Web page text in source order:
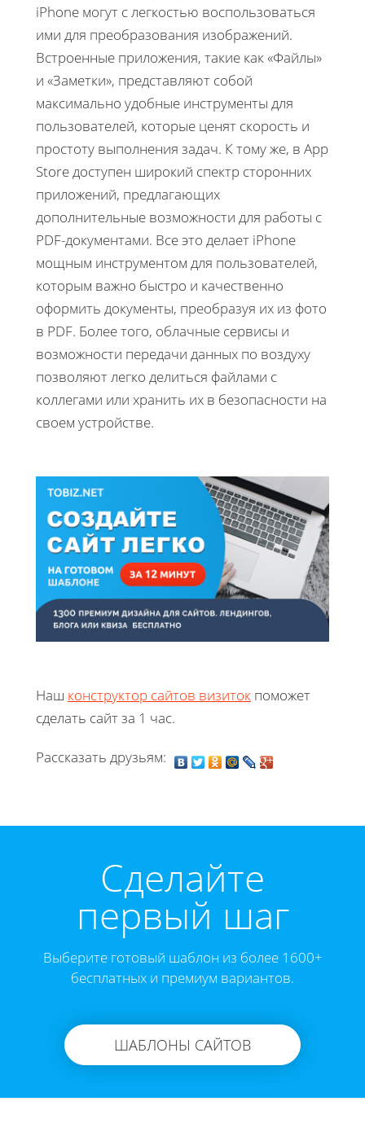
iPhone могут с легкостью воспользоваться
ими для преобразования изображений.
Встроенные приложения, такие как «Файлы»
и «Заметки», представляют собой
максимально удобные инструменты для
пользователей, которые ценят скорость и
простоту выполнения задач. К тому же, в App
Store доступен широкий спектр сторонних
приложений, предлагающих
дополнительные возможности для работы с
PDF-документами. Все это делает iPhone
мощным инструментом для пользователей,
которым важно быстро и качественно
оформить документы, преобразуя их из фото
в PDF. Более того, облачные сервисы и
возможности передачи данных по воздуху
позволяют легко делиться файлами с
коллегами или хранить их в безопасности на
своем устройстве.
Наш конструктор сайтов визиток поможет
сделать сайт за 1 час.
Рассказать друзьям:
Cделайте
первый шаг
Выберите готовый шаблон из более 1600+
бесплатных и премиум вариантов.
ШАБЛОНЫ САЙТОВ